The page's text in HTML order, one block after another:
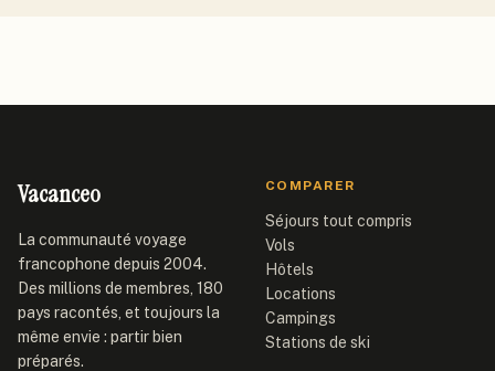
Vacanceo
La communauté voyage
francophone depuis 2004.
Des millions de membres, 180
pays racontés, et toujours la
même envie : partir bien
préparés.
COMPARER
Séjours tout compris
Vols
Hôtels
Locations
Campings
Stations de ski